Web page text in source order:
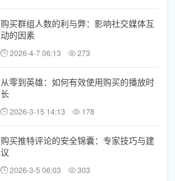
购买群组人数的利与弊：影响社交媒体互
动的因素
2026-4-7 06:13 273
从零到英雄：如何有效使用购买的播放时
长
2026-3-15 14:13 178
购买推特评论的安全锦囊：专家技巧与建
议
2026-3-5 06:03 303